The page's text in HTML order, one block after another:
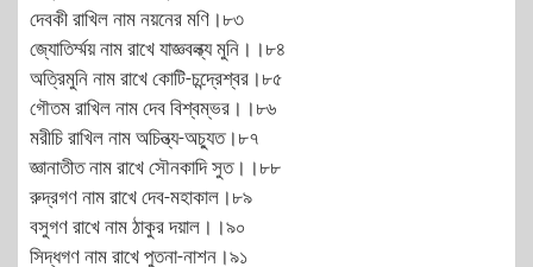
দেবকী রাখিল নাম নয়নের মণি।৮৩
জ্যোতির্ম্ময় নাম রাখে যাজ্ঞবল্ক্য মুনি।।৮৪
অত্রিমুনি নাম রাখে কোটি-চন্দ্রেশ্বর।৮৫
গৌতম রাখিল নাম দেব বিশ্বম্ভর।।৮৬
মরীচি রাখিল নাম অচিন্ত্য-অচ্যুত।৮৭
জ্ঞানাতীত নাম রাখে সৌনকাদি সুত।।৮৮
রুদ্রগণ নাম রাখে দেব-মহাকাল।৮৯
বসুগণ রাখে নাম ঠাকুর দয়াল।।৯০
সিদ্ধগণ নাম রাখে পুতনা-নাশন।৯১